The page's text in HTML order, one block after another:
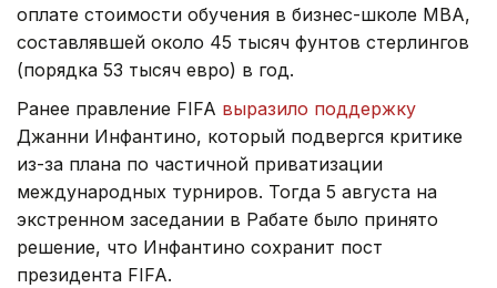
оплате стоимости обучения в бизнес-школе МВА,
составлявшей около 45 тысяч фунтов стерлингов
(порядка 53 тысяч евро) в год.
Ранее правление FIFA выразило поддержку
Джанни Инфантино, который подвергся критике
из-за плана по частичной приватизации
международных турниров. Тогда 5 августа на
экстренном заседании в Рабате было принято
решение, что Инфантино сохранит пост
президента FIFA.